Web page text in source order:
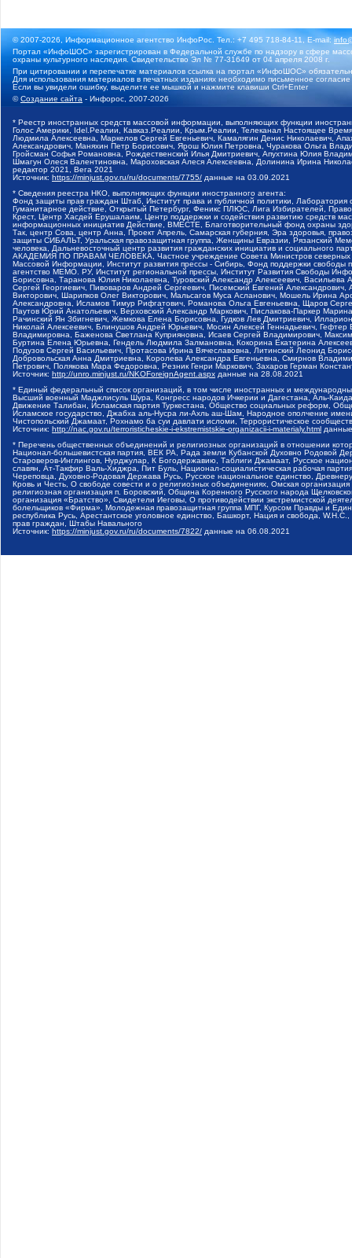
© 2007-2026, Информационное агентство ИнфоРос. Тел.: +7 495 718-84-11, E-mail:
Портал «ИнфоШОС» зарегистрирован в Федеральной службе по надзору в сфере
охраны культурного наследия. Свидетельство Эл № 77-31649 от 04 апреля 2008 г.
При цитировании и перепечатке материалов ссылка на портал «ИнфоШОС»
Для использования материалов в печатных изданиях необходимо письменное
Если вы увидели ошибку, выделите ее мышкой и нажмите клавиши Ctrl+Enter
©Создание сайта - Инфорос, 2007-2026
* Реестр иностранных средств массовой информации, выполняющих функции
Голос Америки, Idel.Реалии, Кавказ.Реалии, Крым.Реалии, Телеканал Настоящее
Людмила Алексеевна, Маркелов Сергей Евгеньевич, Камалягин Денис Николаевич,
Александрович, Маняхин Петр Борисович, Ярош Юлия Петровна, Чуракова Ольга
Гройсман Софья Романовна, Рождественский Илья Дмитриевич, Апухтина Юлия
Шмагун Олеся Валентиновна, Мароховская Алеся Алексеевна, Долинина Ирина
редактор 2021, Вега 2021
Источник: https://minjust.gov.ru/ru/documents/7755/ данные на 03.09.2021
* Сведения реестра НКО, выполняющих функции иностранного агента:
Фонд защиты прав граждан Штаб, Институт права и публичной политики,
Гуманитарное действие, Открытый Петербург, Феникс ПЛЮС, Лига Избирателей,
Крест, Центр Хасдей Ерушалаим, Центр поддержки и содействия развитию средств
информационных инициатив Действие, ВМЕСТЕ, Благотворительный фонд охраны
Так, центр Сова, центр Анна, Проект Апрель, Самарская губерния, Эра здоровья,
защиты СИБАЛЬТ, Уральская правозащитная группа, Женщины Евразии, Рязанский
человека, Дальневосточный центр развития гражданских инициатив и социального
АКАДЕМИЯ ПО ПРАВАМ ЧЕЛОВЕКА, Частное учреждение Совета Министров северных
Массовой Информации, Институт развития прессы - Сибирь, Фонд поддержки
агентство МЕМО. РУ, Институт региональной прессы, Институт Развития Свободы
Борисовна, Таранова Юлия Николаевна, Туровский Александр Алексеевич,
Сергей Георгиевич, Пивоваров Андрей Сергеевич, Писемский Евгений
Викторович, Шарипков Олег Викторович, Мальсагов Муса Асланович, Мошель Ирина
Александровна, Исламов Тимур Рифгатович, Романова Ольга Евгеньевна, Щаров
Паутов Юрий Анатольевич, Верховский Александр Маркович, Пислакова-Паркер
Рачинский Ян Збигневич, Жемкова Елена Борисовна, Гудков Лев Дмитриевич,
Николай Алексеевич, Блинушов Андрей Юрьевич, Мосин Алексей Геннадьевич,
Владимировна, Баженова Светлана Куприяновна, Исаев Сергей Владимирович,
Буртина Елена Юрьевна, Гендель Людмила Залмановна, Кокорина Екатерина
Подузов Сергей Васильевич, Протасова Ирина Вячеславовна, Литинский Леонид
Добровольская Анна Дмитриевна, Королева Александра Евгеньевна, Смирнов
Петрович, Полякова Мара Федоровна, Резник Генри Маркович, Захаров Герман
Источник: http://unro.minjust.ru/NKOForeignAgent.aspx данные на 28.08.2021
* Единый федеральный список организаций, в том числе иностранных и
Высший военный Маджлисуль Шура, Конгресс народов Ичкерии и Дагестана, Аль-
Движение Талибан, Исламская партия Туркестана, Общество социальных реформ,
Исламское государство, Джабха аль-Нусра ли-Ахль аш-Шам, Народное ополчение
Чистопольский Джамаат, Рохнамо ба суи давлати исломи, Террористическое
Источник: http://nac.gov.ru/terroristicheskie-i-ekstremistskie-organizacii-i-materialy.html
* Перечень общественных объединений и религиозных организаций в отношении
Национал-большевистская партия, ВЕК РА, Рада земли Кубанской Духовно Родовой
Староверов-Инглингов, Нурджулар, К Богодержавию, Таблиги Джамаат, Русское
славян, Ат-Такфир Валь-Хиджра, Пит Буль, Национал-социалистическая рабочая
Череповца, Духовно-Родовая Держава Русь, Русское национальное единство,
Кровь и Честь, О свободе совести и о религиозных объединениях, Омская
религиозная организация п. Боровский, Община Коренного Русского народа
организация «Братство», Свидетели Иеговы, О противодействии экстремистской
болельщиков «Фирма», Молодежная правозащитная группа МПГ, Курсом Правды и
республика Русь, Арестантское уголовное единство, Башкорт, Нация и свобода,
прав граждан, Штабы Навального
Источник: https://minjust.gov.ru/ru/documents/7822/ данные на 06.08.2021